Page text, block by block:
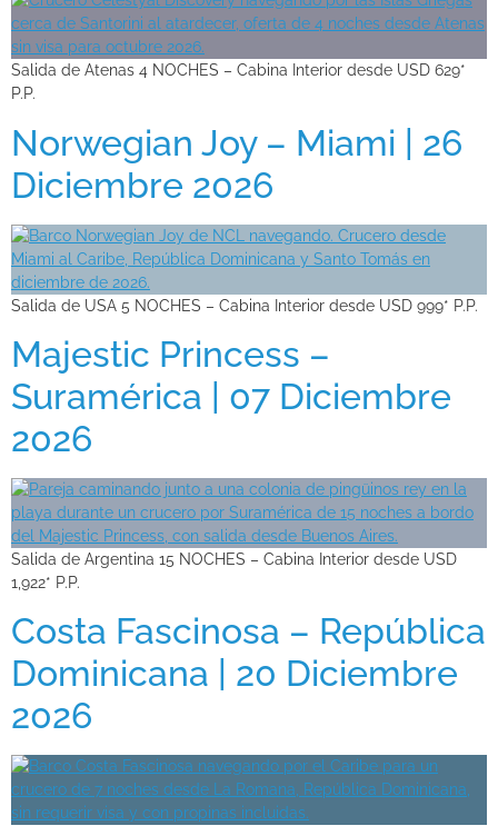
Salida de Atenas 4 NOCHES – Cabina Interior desde USD 629*
P.P.
Norwegian Joy – Miami | 26
Diciembre 2026
Salida de USA 5 NOCHES – Cabina Interior desde USD 999* P.P.
Majestic Princess –
Suramérica | 07 Diciembre
2026
Salida de Argentina 15 NOCHES – Cabina Interior desde USD
1,922* P.P.
Costa Fascinosa – República
Dominicana | 20 Diciembre
2026